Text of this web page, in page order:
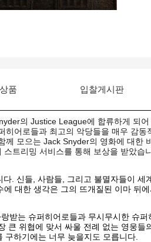
품 입찰게시판
의 Justice League에 합류하게 되어
어로들과 최고의 악당들을 매우 감
모으는 Jack Snyder의 영화에 대한
트리밍 서비스를 통해 보상을 받았습
. 신들, 사람들, 그리고 불멸자들이
대한 생각은 그의 뜨개질된 이마 뒤
받는 슈퍼히어로들과 무시무시한 슈
큰 위협에 맞서 싸울 전례 없는 영웅
구하기에는 너무 늦을지도 모릅니다.